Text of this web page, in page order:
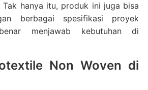
Tak hanya itu, produk ini juga bisa
berbagai spesifikasi proyek
menjawab kebutuhan di
Non Woven di